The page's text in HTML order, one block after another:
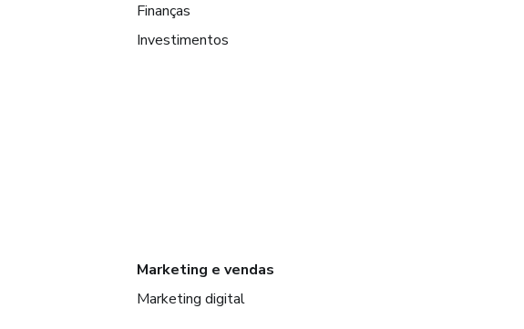
Finanças
Investimentos
Marketing e vendas
Marketing digital